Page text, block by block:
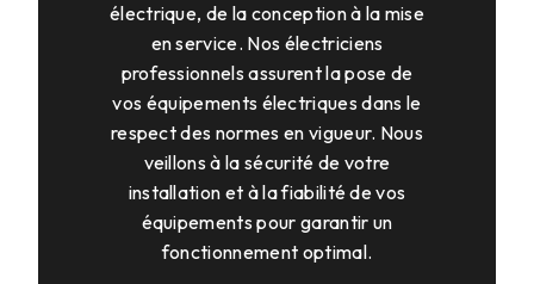
électrique, de la conception à la mise
en service. Nos électriciens
professionnels assurent la pose de
vos équipements électriques dans le
respect des normes en vigueur. Nous
veillons à la sécurité de votre
installation et à la fiabilité de vos
équipements pour garantir un
fonctionnement optimal.